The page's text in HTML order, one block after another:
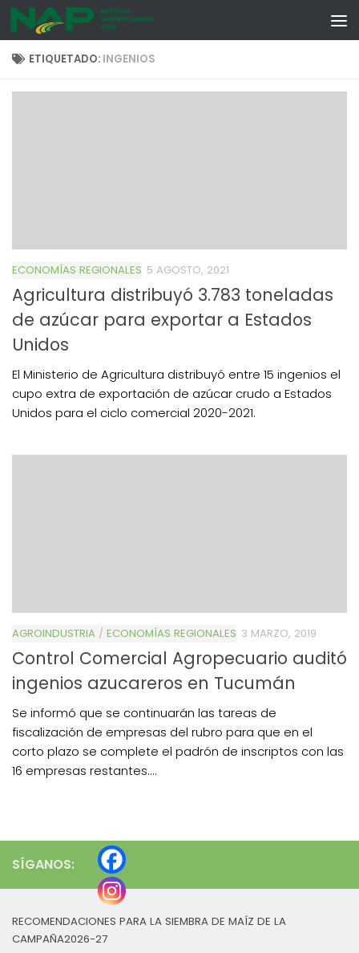
Skip to content
ETIQUETADO: INGENIOS
ECONOMÍAS REGIONALES 5 AGOSTO, 2021
Agricultura distribuyó 3.783 toneladas
de azúcar para exportar a Estados
Unidos
El Ministerio de Agricultura distribuyó entre 15 ingenios el
cupo extra de exportación de azúcar crudo a Estados
Unidos para el ciclo comercial 2020-2021.
AGROINDUSTRIA / ECONOMÍAS REGIONALES 3 MARZO, 2019
Control Comercial Agropecuario auditó
ingenios azucareros en Tucumán
Se informó que se continuarán las tareas de
fiscalización de empresas del rubro para que en el
corto plazo se complete el padrón de inscriptos con las
16 empresas restantes....
SÍGANOS:
RECOMENDACIONES PARA LA SIEMBRA DE MAÍZ DE LA
CAMPAÑA2026-27